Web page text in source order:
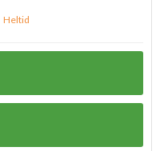
Heltid